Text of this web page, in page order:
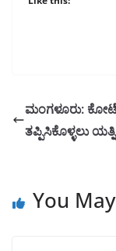
ಮಂಗಳೂರು:
ತಪ್ಪಿಸಿಕೊಳ್ಳಲು
You